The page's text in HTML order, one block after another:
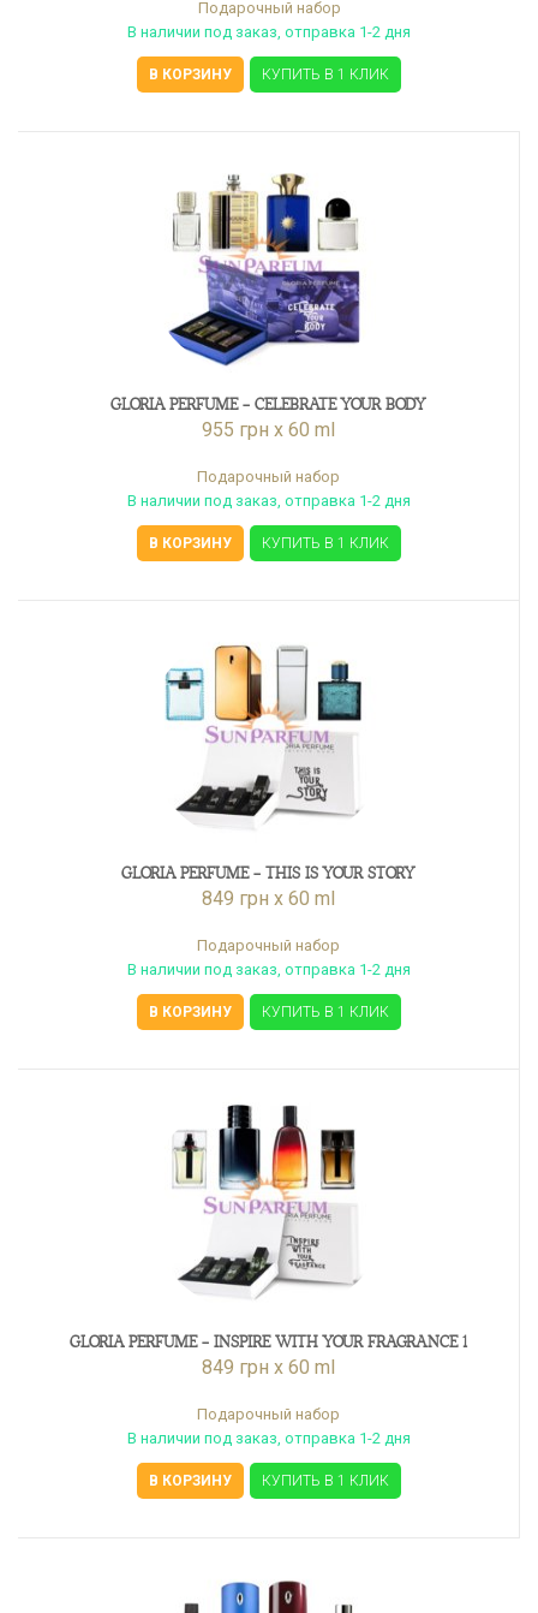
Подарочный набор
В наличии под заказ, отправка 1-2 дня
В КОРЗИНУ КУПИТЬ В 1 КЛИК
GLORIA PERFUME - CELEBRATE YOUR BODY
955 грн x 60 ml
Подарочный набор
В наличии под заказ, отправка 1-2 дня
В КОРЗИНУ КУПИТЬ В 1 КЛИК
GLORIA PERFUME - THIS IS YOUR STORY
849 грн x 60 ml
Подарочный набор
В наличии под заказ, отправка 1-2 дня
В КОРЗИНУ КУПИТЬ В 1 КЛИК
GLORIA PERFUME - INSPIRE WITH YOUR FRAGRANCE 1
849 грн x 60 ml
Подарочный набор
В наличии под заказ, отправка 1-2 дня
В КОРЗИНУ КУПИТЬ В 1 КЛИК